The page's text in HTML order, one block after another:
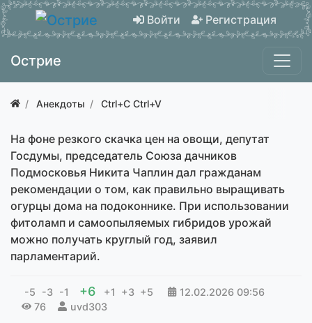
Войти Регистрация
Острие
Анекдоты Ctrl+C Ctrl+V
На фоне резкого скачка цен на овощи, депутат
Госдумы, председатель Союза дачников
Подмосковья Никита Чаплин дал гражданам
рекомендации о том, как правильно выращивать
огурцы дома на подоконнике. При использовании
фитоламп и самоопыляемых гибридов урожай
можно получать круглый год, заявил
парламентарий.
-5 -3 -1 +6 +1 +3 +5 12.02.2026 09:56
76
uvd303